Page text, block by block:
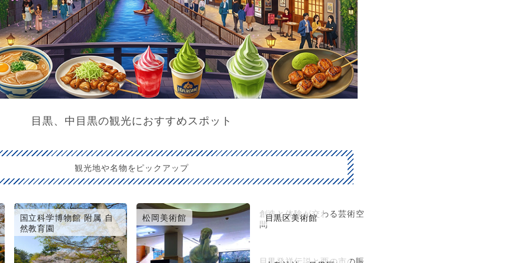
目黒、中目黒の観光におすすめスポット
観光地や名物をピックアップ
国立科学博物館 附属 自
然教育園
松岡美術館 目黒区美術館
創造と体験が交わる芸術空
間